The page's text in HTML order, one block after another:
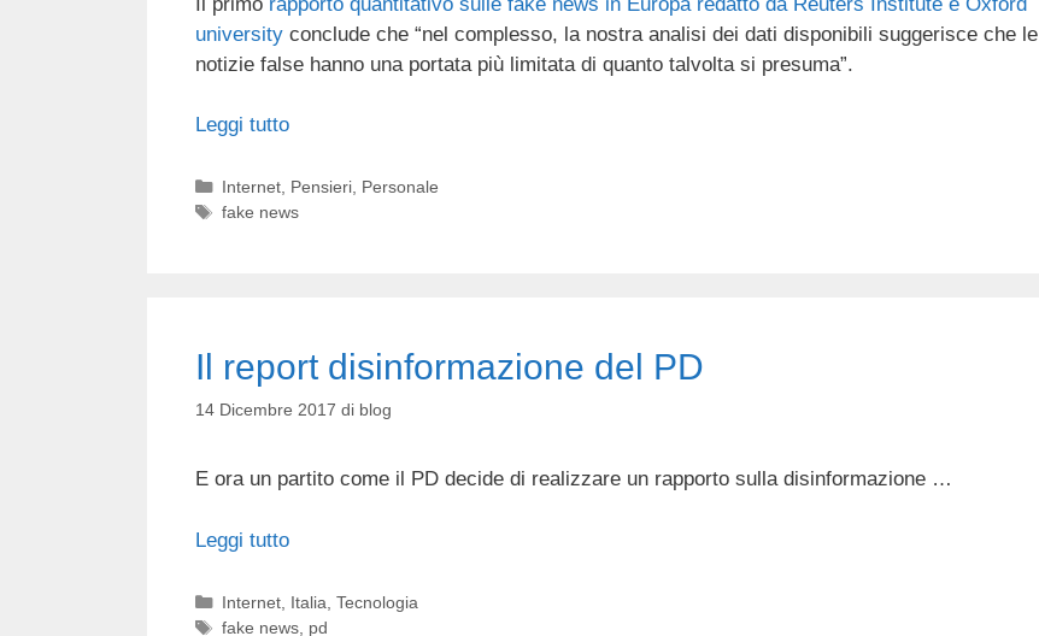
university conclude che “nel complesso, la nostra analisi dei dati disponibili suggerisce che le
notizie false hanno una portata più limitata di quanto talvolta si presuma”.
Leggi tutto
Categorie
Internet, Pensieri, Personale
Tag
fake news
Il report disinformazione del PD
14 Dicembre 2017 di blog
E ora un partito come il PD decide di realizzare un rapporto sulla disinformazione …
Leggi tutto
Categorie
Internet, Italia Tecnologia
Tag
fake news, pd